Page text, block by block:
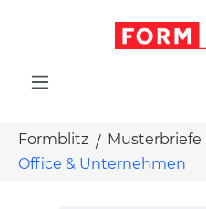
Formblitz
Musterbriefe
Office & Unternehmen